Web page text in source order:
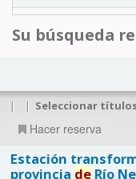
Su búsqueda
| | Seleccionar
Hacer reserva
Estación
provincia deRío